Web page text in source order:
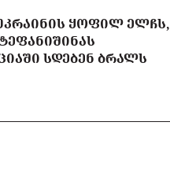
ᲧᲝᲤᲘᲚ ᲔᲚᲩᲡ,
ᲡᲓᲔᲑᲔᲜ ᲑᲠᲐᲚᲡ